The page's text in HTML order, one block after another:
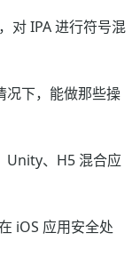
对 IPA 进行符号混
况下，能做那些操
Unity、H5 混合应
iOS 应用安全处